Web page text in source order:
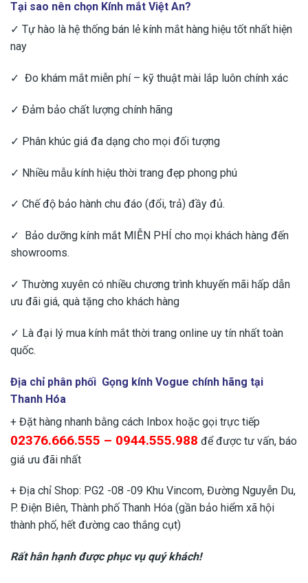
Tại sao nên chọn Kính mắt Việt An?
✓ Tự hào là hệ thống bán lẻ kính mắt hàng hiệu tốt nhất hiện
nay
✓ Đo khám mắt miễn phí – kỹ thuật mài lắp luôn chính xác
✓ Đảm bảo chất lượng chính hãng
✓ Phân khúc giá đa dạng cho mọi đối tượng
✓ Nhiều mẫu kính hiệu thời trang đẹp phong phú
✓ Chế độ bảo hành chu đáo (đổi, trả) đầy đủ.
✓ Bảo dưỡng kính mắt MIỄN PHÍ cho mọi khách hàng đến
showrooms.
✓ Thường xuyên có nhiều chương trình khuyến mãi hấp dẫn
ưu đãi giá, quà tặng cho khách hàng
✓ Là đại lý mua kính mắt thời trang online uy tín nhất toàn
quốc.
Địa chỉ phân phối Gọng kính Vogue chính hãng tại
Thanh Hóa
+ Đặt hàng nhanh bằng cách Inbox hoặc gọi trực tiếp
02376.666.555 – 0944.555.988 để được tư vấn, báo
giá ưu đãi nhất
+ Địa chỉ Shop: PG2 -08 -09 Khu Vincom, Đường Nguyễn Du,
P. Điện Biên, Thành phố Thanh Hóa (gần bảo hiểm xã hội
thành phố, hết đường cao thắng cụt)
Rất hân hạnh được phục vụ quý khách!